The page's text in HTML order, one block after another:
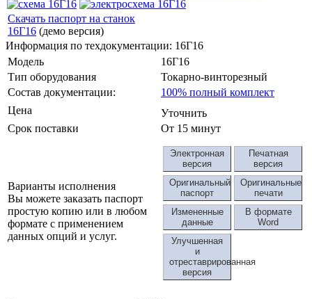
Скачать паспорт на станок
16Г16 (демо версия)
Информация по техдокументации: 16Г16
Модель
16Г16
Тип оборудования
Токарно-винторезный
Состав документации:
100% полный комплект
Цена
Уточнить
Срок поставки
От 15 минут
Варианты исполнения
Вы можете заказать паспорт
простую копию или в любом
формате с применением
данных опций и услуг.
Электронная
версия
Печатная
версия
Оригинальный
паспорт
Оригинальные
печати
Измененные
данные
В формате
Word
Улучшенная
и
отреставрированная
версия